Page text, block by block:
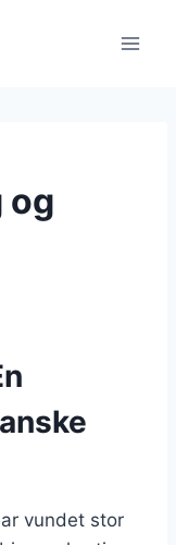
og
vundet stor